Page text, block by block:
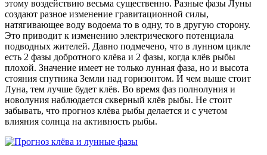
этому воздействию весьма существенно. Разные фазы Луны
создают разное изменение гравитационной силы,
натягивающее воду водоема то в одну, то в другую сторону.
Это приводит к изменению электрического потенциала
подводных жителей. Давно подмечено, что в лунном цикле
есть 2 фазы добротного клёва и 2 фазы, когда клёв рыбы
плохой. Значение имеет не только лунная фаза, но и высота
стояния спутника Земли над горизонтом. И чем выше стоит
Луна, тем лучше будет клёв. Во время фаз полнолуния и
новолуния наблюдается скверный клёв рыбы. Не стоит
забывать, что прогноз клёва рыбы делается и с учетом
влияния солнца на активность рыбы.